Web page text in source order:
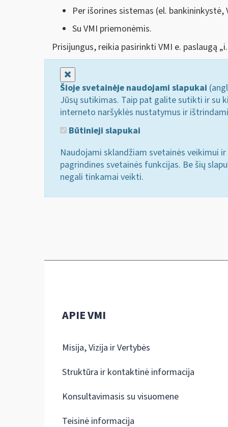
Per išorines sistemas (el.
Su VMI priemonėmis.
Prisijungus, reikia pasirinkti VMI e. paslaugą
Šioje svetainėje naudojami slapukai
Jūsų sutikimas. Taip pat galite sutikti ir su
interneto naršyklės nustatymus ir
Būtinieji slapukai
Naudojami sklandžiam svetainės veikimui
pagrindines svetainės funkcijas. Be šių
negali tinkamai veikti.
APIE VMI
Misija, Vizija ir Vertybės
Struktūra ir kontaktinė informacija
Konsultavimasis su visuomene
Teisinė informacija